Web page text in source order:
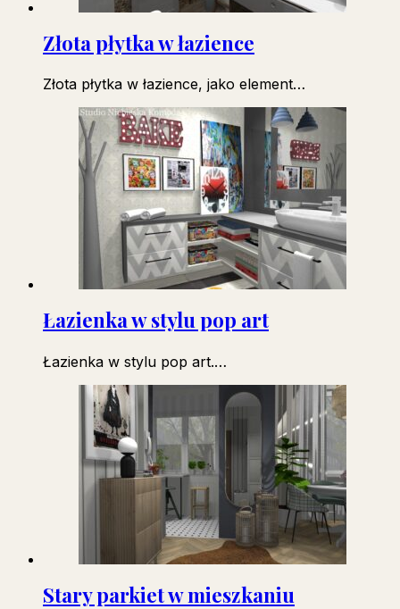
Złota płytka w łazience
Złota płytka w łazience, jako element…
Łazienka w stylu pop art
Łazienka w stylu pop art.…
Stary parkiet w mieszkaniu